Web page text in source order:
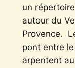
un
autour du
Provence.
pont entre
arpentent